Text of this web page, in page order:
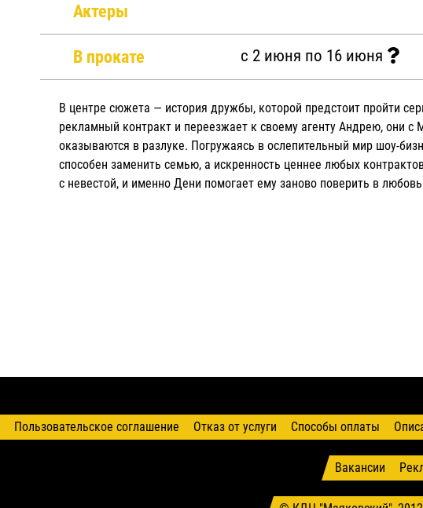
Актеры
В прокате c 2 июня по 16 июня
В центре сюжета — история дружбы, которой предстоит пройти
рекламный контракт и переезжает к своему агенту Андрею, они
оказываются в разлуке. Погружаясь в ослепительный мир шоу-
способен заменить семью, а искренность ценнее любых
с невестой, и именно Дени помогает ему заново поверить в
Пользовательское соглашение Отказ от услуги Способы оплаты
Вакансии